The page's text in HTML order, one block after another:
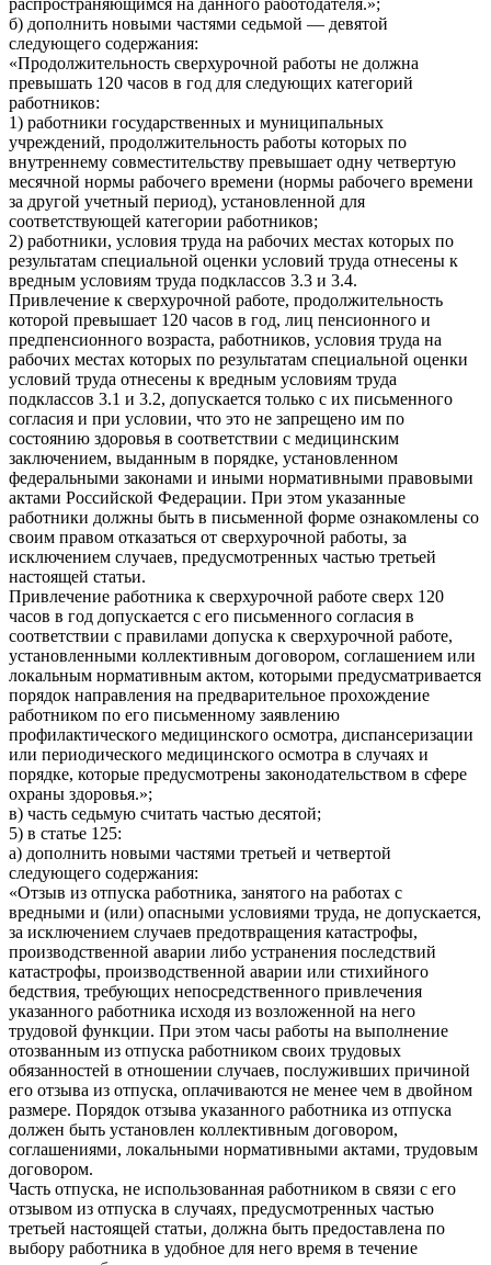
б) дополнить новыми частями седьмой — девятой
следующего содержания:
«Продолжительность сверхурочной работы не должна
превышать 120 часов в год для следующих категорий
работников:
1) работники государственных и муниципальных
учреждений, продолжительность работы которых по
внутреннему совместительству превышает одну четвертую
месячной нормы рабочего времени (нормы рабочего времени
за другой учетный период), установленной для
соответствующей категории работников;
2) работники, условия труда на рабочих местах которых по
результатам специальной оценки условий труда отнесены к
вредным условиям труда подклассов 3.3 и 3.4.
Привлечение к сверхурочной работе, продолжительность
которой превышает 120 часов в год, лиц пенсионного и
предпенсионного возраста, работников, условия труда на
рабочих местах которых по результатам специальной оценки
условий труда отнесены к вредным условиям труда
подклассов 3.1 и 3.2, допускается только с их письменного
согласия и при условии, что это не запрещено им по
состоянию здоровья в соответствии с медицинским
заключением, выданным в порядке, установленном
федеральными законами и иными нормативными правовыми
актами Российской Федерации. При этом указанные
работники должны быть в письменной форме ознакомлены со
своим правом отказаться от сверхурочной работы, за
исключением случаев, предусмотренных частью третьей
настоящей статьи.
Привлечение работника к сверхурочной работе сверх 120
часов в год допускается с его письменного согласия в
соответствии с правилами допуска к сверхурочной работе,
установленными коллективным договором, соглашением или
локальным нормативным актом, которыми предусматривается
порядок направления на предварительное прохождение
работником по его письменному заявлению
профилактического медицинского осмотра, диспансеризации
или периодического медицинского осмотра в случаях и
порядке, которые предусмотрены законодательством в сфере
охраны здоровья.»;
в) часть седьмую считать частью десятой;
5) в статье 125:
а) дополнить новыми частями третьей и четвертой
следующего содержания:
«Отзыв из отпуска работника, занятого на работах с
вредными и (или) опасными условиями труда, не допускается,
за исключением случаев предотвращения катастрофы,
производственной аварии либо устранения последствий
катастрофы, производственной аварии или стихийного
бедствия, требующих непосредственного привлечения
указанного работника исходя из возложенной на него
трудовой функции. При этом часы работы на выполнение
отозванным из отпуска работником своих трудовых
обязанностей в отношении случаев, послуживших причиной
его отзыва из отпуска, оплачиваются не менее чем в двойном
размере. Порядок отзыва указанного работника из отпуска
должен быть установлен коллективным договором,
соглашениями, локальными нормативными актами, трудовым
договором.
Часть отпуска, не использованная работником в связи с его
отзывом из отпуска в случаях, предусмотренных частью
третьей настоящей статьи, должна быть предоставлена по
выбору работника в удобное для него время в течение